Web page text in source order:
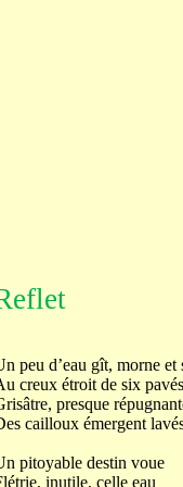
peu d’eau gît, morne et
creux étroit de six
presque
cailloux émergent
pitoyable destin voue
inutile, celle eau